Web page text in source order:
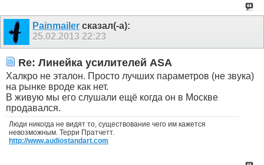
Painmailer сказал(-а):
25.02.2013 22:23
Re: Линейка усилителей ASA
Халкро не эталон. Просто лучших параметров (не звука)
на рынке вроде как нет.
В живую мы его слушали ещё когда он в Москве
продавался.
Люди никогда не видят то, существование чего им кажется
невозможным. Терри Пратчетт.
http://www.audiostandart.com